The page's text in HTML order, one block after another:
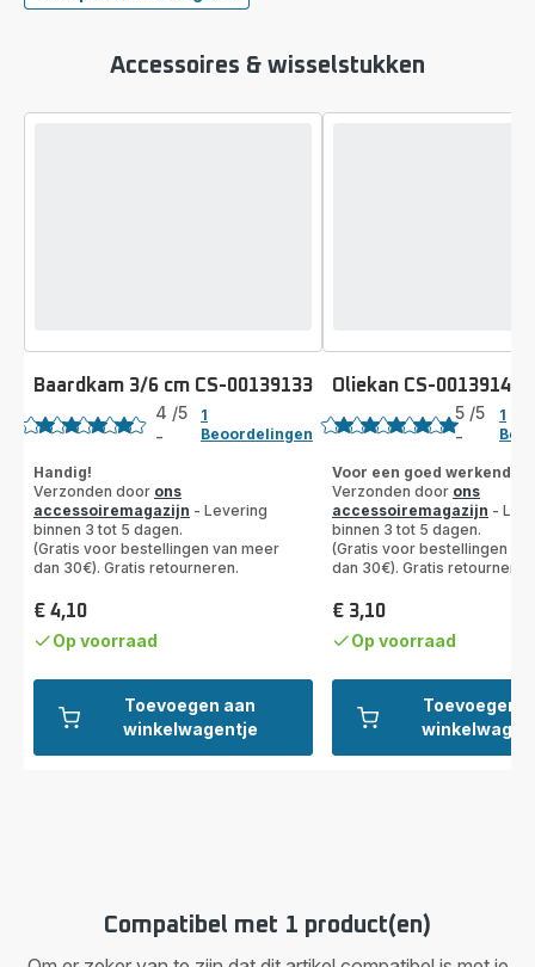
Accessoires & wisselstukken
Toevoegen aan
winkelwagentje
Baardkam 3/6 cm CS-00139133
Beoordeling
met
4
sterren
(gemiddeld)
4 /5
-
1
Beoordelingen
Handig!
Verzonden door ons
accessoiremagazijn - Levering
binnen 3 tot 5 dagen.
(Gratis voor bestellingen van meer
dan 30€). Gratis retourneren.
Prijs
€ 4,10
Op voorraad
Toevoegen
Oliekan CS-00139140
Beoordeling
met
5
sterren
(gemiddeld)
5 /5
-
1
Voor een goed werkende
Verzonden door ons
accessoiremagazijn -
binnen 3 tot 5 dagen.
(Gratis voor bestellingen
dan 30€). Gratis
Prijs
€ 3,10
Op voorraad
Compatibel met 1 product(en)